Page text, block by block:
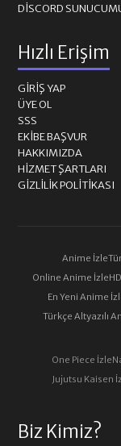
Biz Kimiz?
DISCORD
Hızlı Erişim
GIRIŞ YAP
ÜYE OL
SSS
EKIBE BAŞVUR
HAKKIMIZDA
HIZMET ŞARTLARI
GIZLILIK POLITIKASI
Anime İzle
Online Anime İzle
En Yeni Anime
Türkçe Altyazılı
One Piece İzle
Jujutsu Kaisen